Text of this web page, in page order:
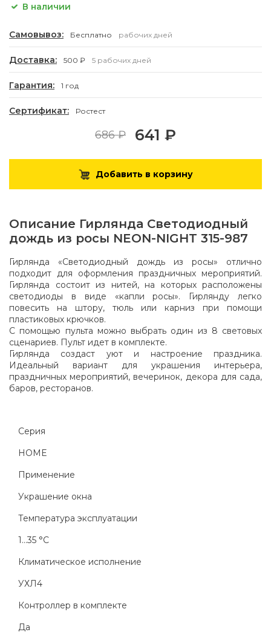
В наличии
Самовывоз: Бесплатно рабочих дней
Доставка: 500 ₽ 5 рабочих дней
Гарантия: 1 год
Сертификат: Ростест
686 ₽ 641 ₽
Добавить в корзину
Описание Гирлянда Светодиодный
дождь из росы NEON-NIGHT 315-987
Гирлянда «Светодиодный дождь из росы» отлично
подходит для оформления праздничных мероприятий.
Гирлянда состоит из нитей, на которых расположены
светодиоды в виде «капли росы». Гирлянду легко
повесить на штору, тюль или карниз при помощи
пластиковых крючков.
С помощью пульта можно выбрать один из 8 световых
сценариев. Пульт идет в комплекте.
Гирлянда создаст уют и настроение праздника.
Идеальный вариант для украшения интерьера,
праздничных мероприятий, вечеринок, декора для сада,
баров, ресторанов.
Серия
HOME
Применение
Украшение окна
Температура эксплуатации
1...35 °C
Климатическое исполнение
УХЛ4
Контроллер в комплекте
Да